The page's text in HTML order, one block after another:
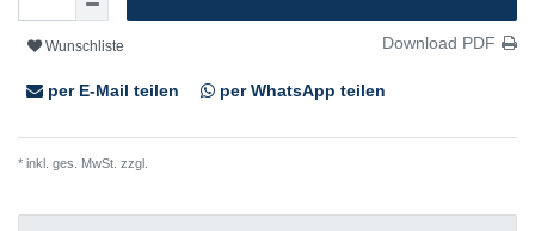
Wunschliste Download PDF
per E-Mail teilen per WhatsApp teilen
* inkl. ges. MwSt. zzgl.